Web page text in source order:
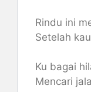
Rindu ini
Setelah
Ku bagai
Mencari